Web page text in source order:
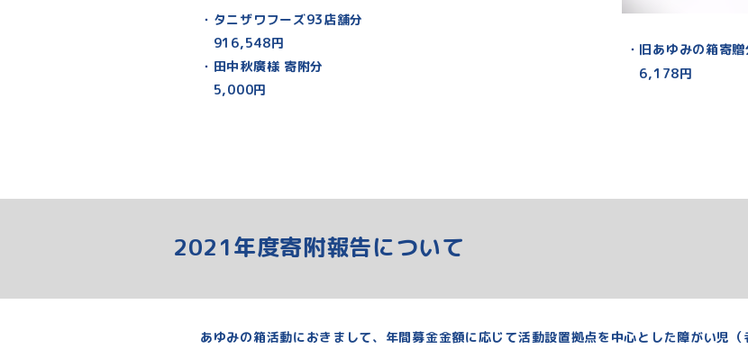
・タニザワフーズ93店舗分
916,548円
・田中秋廣様 寄附分
5,000円
・旧あゆみの箱寄
6,178円
2021年度寄附報告について
あゆみの箱活動におきまして、年間募金金額に応じて活動設置拠点を中心とした障がい児